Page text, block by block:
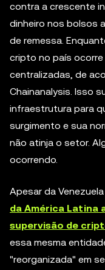
contra a crescente
dinheiro nos bolsos
de remessa.
cripto no país
centralizadas, de
Chainanalysis. Isso
infraestrutura para
surgimento e sua
não atinja o setor.
ocorrendo.
Apesar da Venezuela
da América Latina
supervisão de
essa mesma
"reorganizada" em